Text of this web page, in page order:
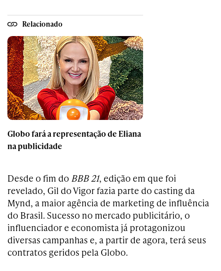
Relacionado
Globo fará a representação de Eliana
na publicidade
Desde o fim do BBB 21, edição em que foi
revelado, Gil do Vigor fazia parte do casting da
Mynd, a maior agência de marketing de influência
do Brasil. Sucesso no mercado publicitário, o
influenciador e economista já protagonizou
diversas campanhas e, a partir de agora, terá seus
contratos geridos pela Globo.